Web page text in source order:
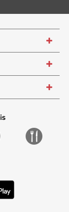
+
+
+